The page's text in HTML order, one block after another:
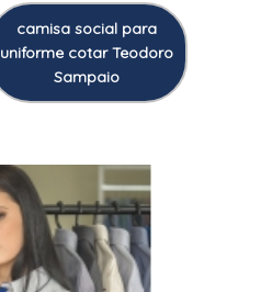
camisa social para
uniforme cotar Teodoro
Sampaio